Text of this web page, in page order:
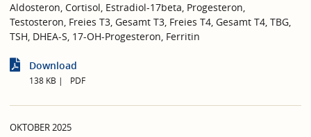
Aldosteron, Cortisol, Estradiol-17beta, Progesteron,
Testosteron, Freies T3, Gesamt T3, Freies T4, Gesamt T4, TBG,
TSH, DHEA-S, 17-OH-Progesteron, Ferritin
Download
138 KB PDF
OKTOBER 2025